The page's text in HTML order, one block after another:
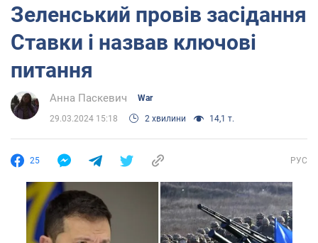
Зеленський провів засідання
Ставки і назвав ключові
питання
Анна Паскевич War
29.03.2024 15:18 2 хвилини 14,1 т.
25 РУС